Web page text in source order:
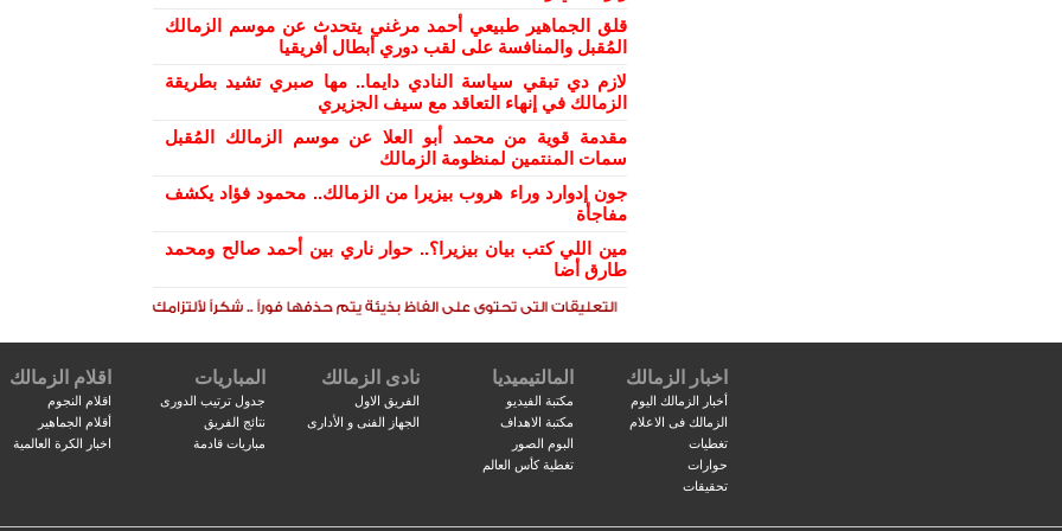
قلق الجماهير طبيعي أحمد مرغني يتحدث عن موسم الزمالك
المُقبل والمنافسة على لقب دوري أبطال أفريقيا
لازم دي تبقي سياسة النادي دايما.. مها صبري تشيد بطريقة
الزمالك في إنهاء التعاقد مع سيف الجزيري
مقدمة قوية من محمد أبو العلا عن موسم الزمالك المُقبل
سمات المنتمين لمنظومة الزمالك
جون إدوارد وراء هروب بيزيرا من الزمالك.. محمود فؤاد يكشف
مفاجأة
مين اللي كتب بيان بيزيرا؟.. حوار ناري بين أحمد صالح ومحمد
طارق أضا
اخبار الزمالك
أخبار الزمالك اليوم
الزمالك فى الاعلام
تغطيات
حوارات
تحقيقات
المالتيميديا
مكتبة الفيديو
مكتبة الاهداف
البوم الصور
تغطية كأس العالم
نادى الزمالك
الفريق الاول
الجهاز الفنى و الأدارى
المباريات
جدول ترتيب الدورى
نتائج الفريق
مباريات قادمة
اقلام الزمالك
اقلام النجوم
أقلام الجماهير
اخبار الكرة العالمية